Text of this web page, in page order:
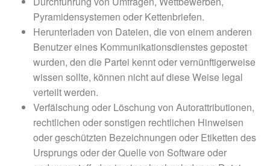
Pyramidensystemen oder Kettenbriefen.
Herunterladen von Dateien, die von einem anderen
Benutzer eines Kommunikationsdienstes gepostet
wurden, den die Partei kennt oder vernünftigerweise
wissen sollte, können nicht auf diese Weise legal
verteilt werden.
Verfälschung oder Löschung von Autorattributionen,
rechtlichen oder sonstigen rechtlichen Hinweisen
oder geschützten Bezeichnungen oder Etiketten des
Ursprungs oder der Quelle von Software oder